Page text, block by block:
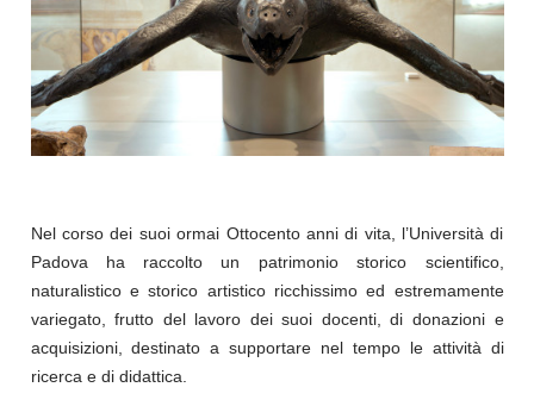
Nel corso dei suoi ormai Ottocento anni di vita, l’Università di
Padova ha raccolto un patrimonio storico scientifico,
naturalistico e storico artistico ricchissimo ed estremamente
variegato, frutto del lavoro dei suoi docenti, di donazioni e
acquisizioni, destinato a supportare nel tempo le attività di
ricerca e di didattica.